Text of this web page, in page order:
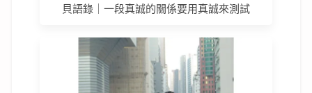
貝語錄｜一段真誠的關係要用真誠來測試